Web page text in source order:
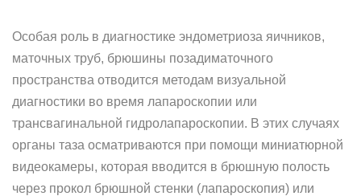
Особая роль в диагностике эндометриоза яичников,
маточных труб, брюшины позадиматочного
пространства отводится методам визуальной
диагностики во время лапароскопии или
трансвагинальной гидролапароскопии. В этих случаях
органы таза осматриваются при помощи миниатюрной
видеокамеры, которая вводится в брюшную полость
через прокол брюшной стенки (лапароскопия) или